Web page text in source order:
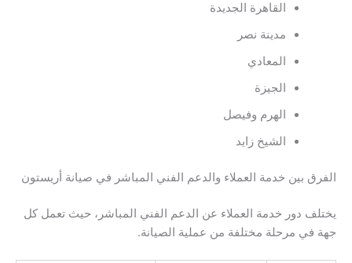
القاهرة الجديدة
مدينة نصر
المعادي
الجيزة
الهرم وفيصل
الشيخ زايد
الفرق بين خدمة العملاء والدعم الفني المباشر في صيانة أريستون
يختلف دور خدمة العملاء عن الدعم الفني المباشر، حيث تعمل كل
جهة في مرحلة مختلفة من عملية الصيانة.